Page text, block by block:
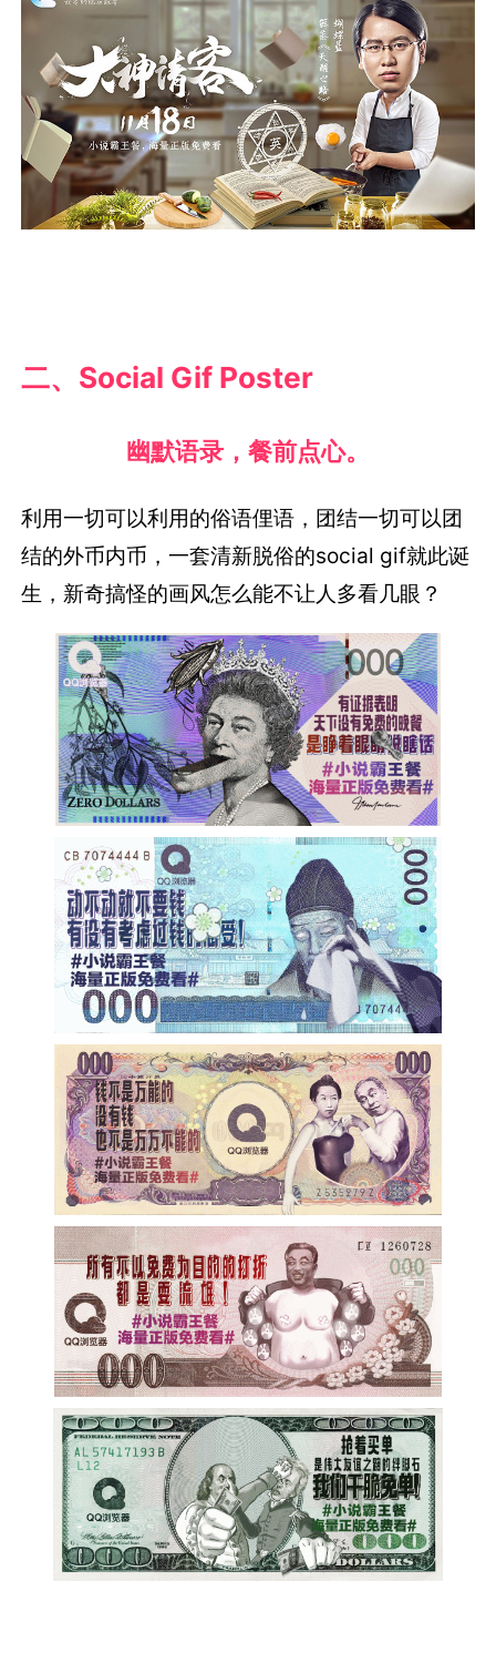
二、Social Gif Poster
幽默语录，餐前点心。
利用一切可以利用的俗语俚语，团结一切可以团
结的外币内币，一套清新脱俗的social gif就此诞
生，新奇搞怪的画风怎么能不让人多看几眼？